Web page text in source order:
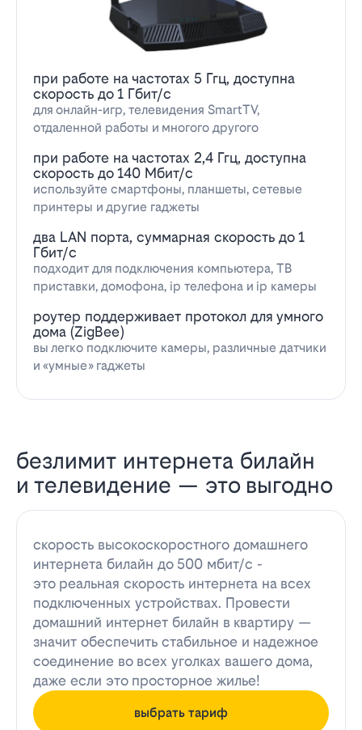
при работе на частотах 5 Ггц, доступна
скорость до 1 Гбит/с
для онлайн-игр, телевидения SmartTV,
отдаленной работы и многого другого
при работе на частотах 2,4 Ггц, доступна
скорость до 140 Мбит/с
используйте смартфоны, планшеты, сетевые
принтеры и другие гаджеты
два LAN порта, суммарная скорость до 1
Гбит/с
подходит для подключения компьютера, ТВ
приставки, домофона, ip телефона и ip камеры
роутер поддерживает протокол для умного
дома (ZigBee)
вы легко подключите камеры, различные датчики
и «умные» гаджеты
безлимит интернета билайн
и телевидение — это выгодно
скорость высокоскоростного домашнего
интернета билайн до 500 мбит/с -
это реальная скорость интернета на всех
подключенных устройствах. Провести
домашний интернет билайн в квартиру —
значит обеспечить стабильное и надежное
соединение во всех уголках вашего дома,
даже если это просторное жилье!
выбрать тариф